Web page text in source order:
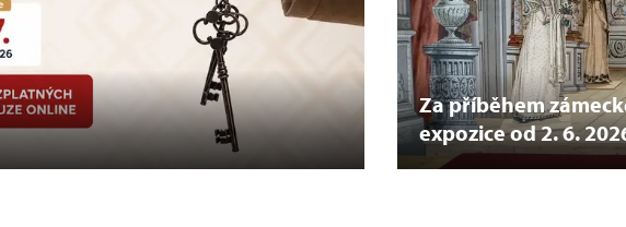
Za příběhem
expozice od 2. 6.